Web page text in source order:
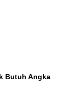
Butuh Angka